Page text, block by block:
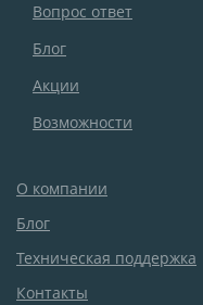
Вопрос ответ
Блог
Акции
Возможности
О компании
Блог
Техническая поддержка
Контакты